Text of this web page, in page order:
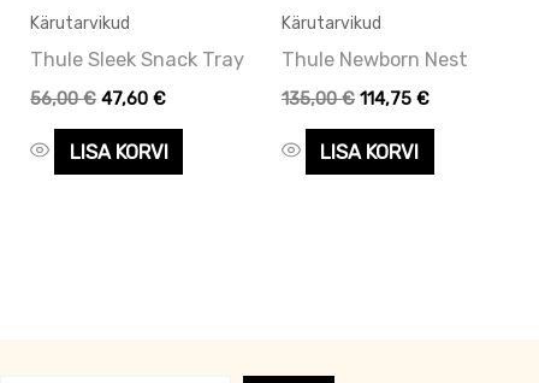
Kärutarvikud
Thule Sleek Snack Tray
56,00€ 47,60€
LISA KORVI
Kärutarvikud
Thule Newborn Nest
135,00€ 114,75 €
LISA KORVI